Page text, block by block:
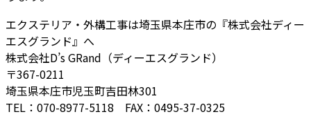
エクステリア・外構工事は埼玉県本庄市の『株式会社ディー
エスグランド』へ
株式会社D’s GRand（ディーエスグランド）
〒367-0211
埼玉県本庄市児玉町吉田林301
TEL：070-8977-5118 FAX：0495-37-0325